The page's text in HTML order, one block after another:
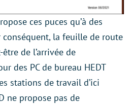
ces puces qu’à des
conséquent, la feuille de route
de l’arrivée de
des PC de bureau HEDT
stations de travail d’ici
ne propose pas de